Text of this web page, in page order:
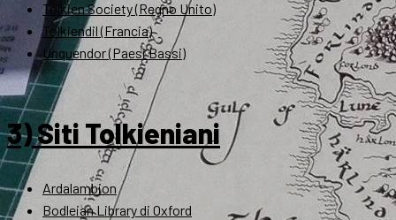
Tolkien Society (Regno Unito)
Tolkiendil (Francia)
Unquendor (Paesi Bassi)
3) Siti Tolkieniani
Ardalambion
Bodleian Library di Oxford